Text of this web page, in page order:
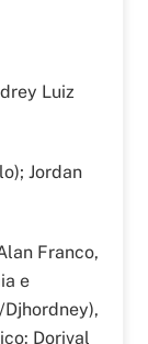
Luiz
Jordan
Franco,
e
Dorival